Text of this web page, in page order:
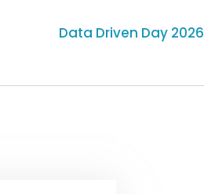
Data Driven Day 2026